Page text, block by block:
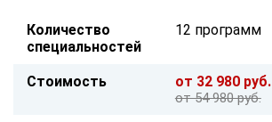
Количество
специальностей
12 программ
Стоимость от 32 980 руб.
от 54 980 руб.